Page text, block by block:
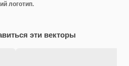
логотип.
эти векторы